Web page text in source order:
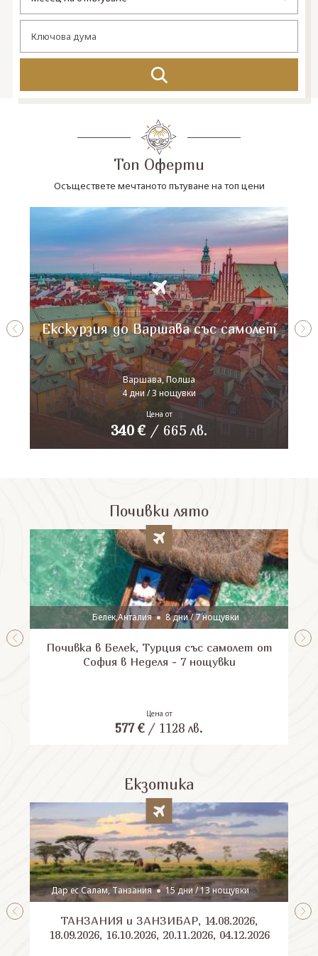
Топ Оферти
Осъществете мечтаното пътуване на топ цени
Екскурзия до Варшава със самолет
Варшава, Полша
4 дни / 3 нощувки
Цена от
340 € / 665 лв.
Почивки лято
Белек,Анталия 8 дни / 7 нощувки
Почивка в Белек, Турция със самолет от
София в Неделя - 7 нощувки
Цена от
577 €/ 1128 лв.
Екзотика
Дар ес Салам, Танзания 15 дни / 13 нощувки
ТАНЗАНИЯ и ЗАНЗИБАР, 14.08.2026,
18.09.2026, 16.10.2026, 20.11.2026, 04.12.2026